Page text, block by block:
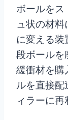
ボールをス
ュ状の材
に変える装
段ボールを
緩衝材を購
ルを直接配
ィラーに再